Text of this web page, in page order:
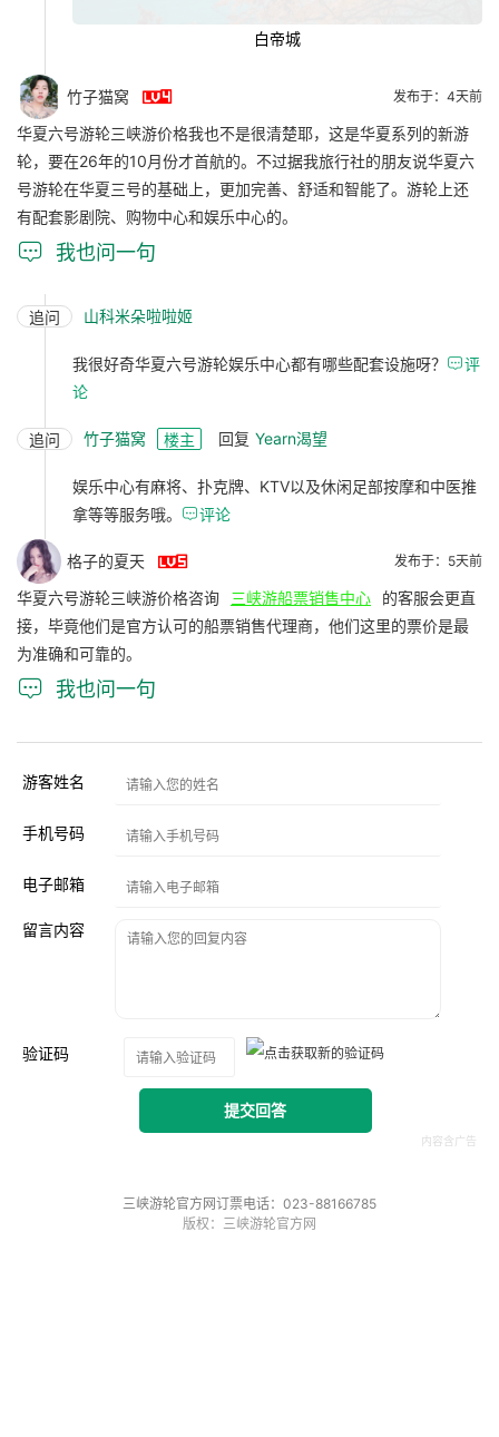
白帝城
竹子猫窝  发布于：4天前
华夏六号游轮三峡游价格我也不是很清楚耶，这是华夏系列的新游
轮，要在26年的10月份才首航的。不过据我旅行社的朋友说华夏六
号游轮在华夏三号的基础上，更加完善、舒适和智能了。游轮上还
有配套影剧院、购物中心和娱乐中心的。
 我也问一句
追问 山科米朵啦啦姬
我很好奇华夏六号游轮娱乐中心都有哪些配套设施呀？ 评
论
追问 竹子猫窝 楼主 回复 Yearn渴望
娱乐中心有麻将、扑克牌、KTV以及休闲足部按摩和中医推
拿等等服务哦。 评论
格子的夏天  发布于：5天前
华夏六号游轮三峡游价格咨询 三峡游船票销售中心
的客服会更直
接，毕竟他们是官方认可的船票销售代理商，他们这里的票价是最
为准确和可靠的。
 我也问一句
游客姓名
手机号码
电子邮箱
留言内容
验证码
提交回答
三峡游轮官方网订票电话：023-88166785
版权：三峡游轮官方网